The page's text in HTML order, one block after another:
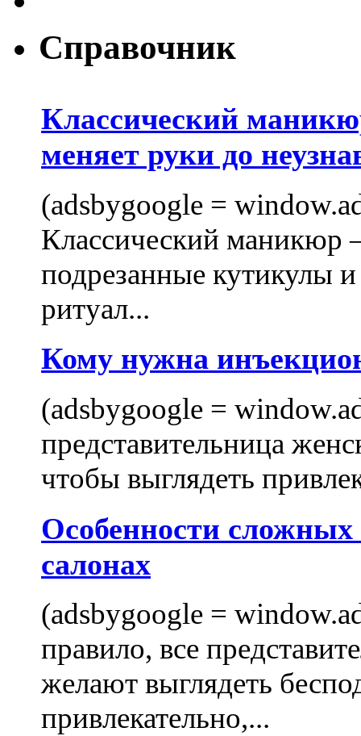
Справочник
Классический
меняет руки до
(adsbygoogle =
Классический маникюр
подрезанные кутикулы
ритуал...
Кому нужна
(adsbygoogle =
представительница
чтобы выглядеть
Особенности
салонах
(adsbygoogle =
правило, все
желают выглядеть
привлекательно,...